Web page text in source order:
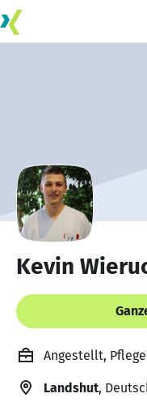
Kevin
Angestellt,
Landshut,